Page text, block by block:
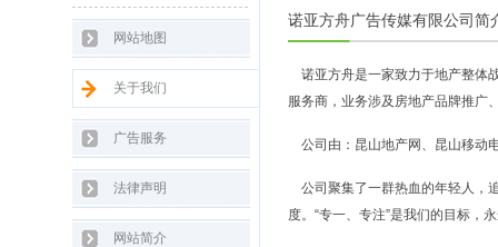
网站地图
关于我们
广告服务
法律声明
网站简介
诺亚方舟广告传媒有限公司简
诺亚方舟是一家致力于地产整体
服务商，业务涉及房地产品牌推广
公司由：昆山地产网、昆山移动
公司聚集了一群热血的年轻人，
度。“专一、专注”是我们的目标，